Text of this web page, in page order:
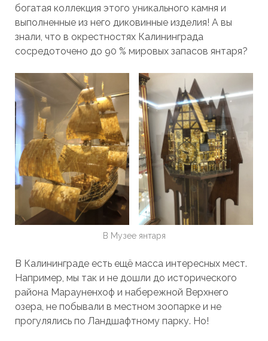
богатая коллекция этого уникального камня и
выполненные из него диковинные изделия! А вы
знали, что в окрестностях Калининграда
сосредоточено до 90 % мировых запасов янтаря?
В Музее янтаря
В Калининграде есть ещё масса интересных мест.
Например, мы так и не дошли до исторического
района Марауненхоф и набережной Верхнего
озера, не побывали в местном зоопарке и не
прогулялись по Ландшафтному парку. Но!